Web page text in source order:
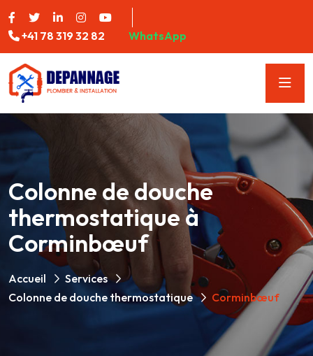
+41 78 319 32 82 WhatsApp
Colonne de douche
thermostatique à
Corminbœuf
Accueil
Services
Colonne de douche thermostatique
Corminbœuf